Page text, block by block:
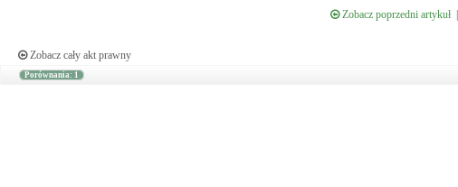
Zobacz poprzedni artykuł|
Zobacz cały akt prawny
Porównania: 1